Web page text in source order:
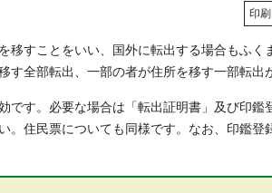
印刷
移すことをいい、国外に転出する場合もふく
す全部転出、一部の者が住所を移す一部転出
です。必要な場合は「転出証明書」及び印鑑
。住民票についても同様です。なお、印鑑登